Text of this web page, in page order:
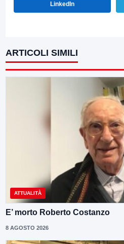
LinkedIn
ARTICOLI SIMILI
ATTUALITÀ
E’ morto Roberto Costanzo
8 AGOSTO 2026